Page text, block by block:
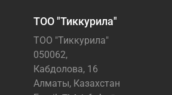
ТОО "Тиккурила"
ТОО "Тиккурила"
050062,
Кабдолова, 16
Алматы, Казахстан